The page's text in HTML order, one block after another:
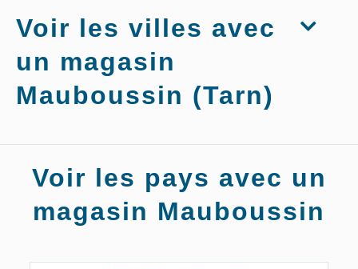
Voir les villes avec
un magasin
Mauboussin (Tarn)
Mauboussin
Albi
Voir les pays avec un
magasin Mauboussin